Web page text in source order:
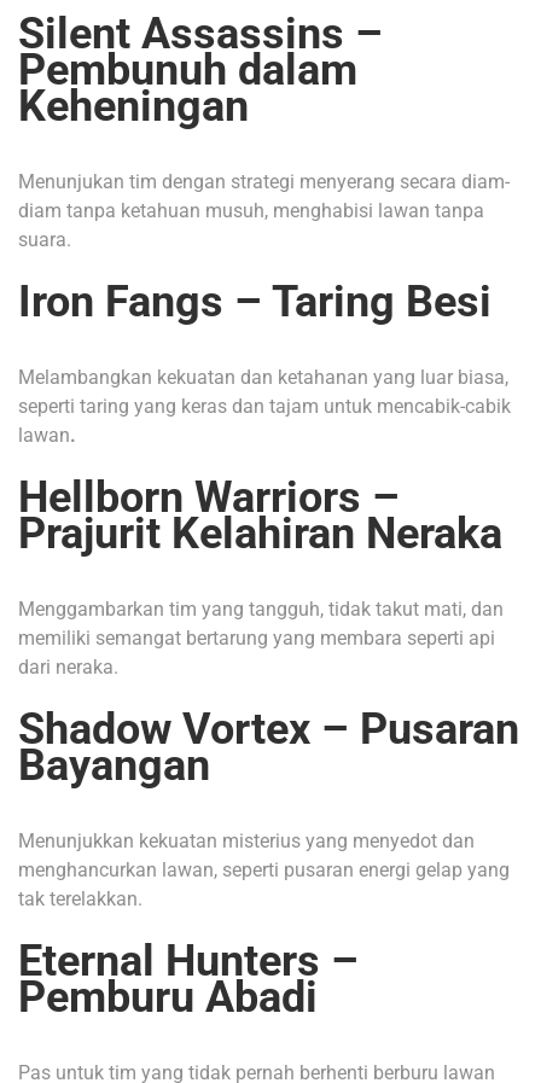
Silent Assassins –
Pembunuh dalam
Keheningan
Menunjukan tim dengan strategi menyerang secara diam-
diam tanpa ketahuan musuh, menghabisi lawan tanpa
suara.
Iron Fangs – Taring Besi
Melambangkan kekuatan dan ketahanan yang luar biasa,
seperti taring yang keras dan tajam untuk mencabik-cabik
lawan.
Hellborn Warriors –
Prajurit Kelahiran Neraka
Menggambarkan tim yang tangguh, tidak takut mati, dan
memiliki semangat bertarung yang membara seperti api
dari neraka.
Shadow Vortex – Pusaran
Bayangan
Menunjukkan kekuatan misterius yang menyedot dan
menghancurkan lawan, seperti pusaran energi gelap yang
tak terelakkan.
Eternal Hunters –
Pemburu Abadi
Pas untuk tim yang tidak pernah berhenti berburu lawan